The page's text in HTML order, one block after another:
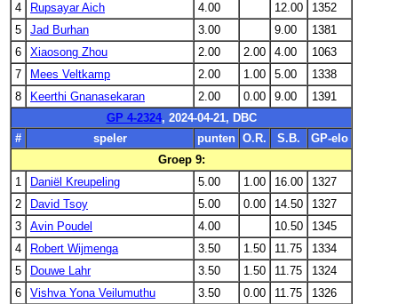
4
Rupsayar Aich 4.00 12.00
1352
5
Jad Burhan 3.00 9.00
1381
6
Xiaosong Zhou 2.00 2.00 4.00
1063
7
Mees Veltkamp 2.00 1.00 5.00
1338
8
Keerthi Gnanasekaran 2.00 0.00 9.00
1391
GP 4-2324, 2024-04-21, DBC
#
speler punten O.R. S.B.
GP-elo
Groep 9:
1
Daniël Kreupeling 5.00 1.00 16.00
1327
2
David Tsoy 5.00 0.00 14.50
1327
3
Avin Poudel 4.00 10.50
1345
4
Robert Wijmenga 3.50 1.50 11.75
1334
5
Douwe Lahr 3.50 1.50 11.75
1324
6
Vishva Yona Veilumuthu 3.50 0.00 11.75
1326